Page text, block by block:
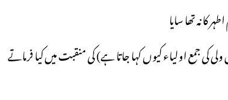
نہ تھا سایا
کی جمع اولیاء کیوں کہا جاتا ہے) کی منقبت میں کیا فرماتے